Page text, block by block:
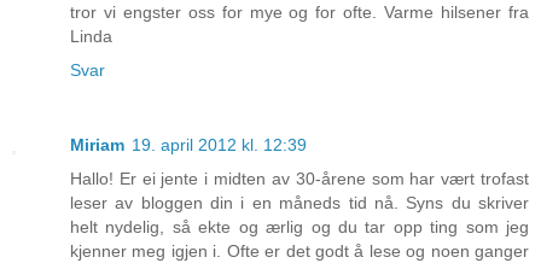
tror vi engster oss for mye og for ofte. Varme hilsener fra
Linda
Svar
Miriam 19. april 2012 kl. 12:39
Hallo! Er ei jente i midten av 30-årene som har vært trofast
leser av bloggen din i en måneds tid nå. Syns du skriver
helt nydelig, så ekte og ærlig og du tar opp ting som jeg
kjenner meg igjen i. Ofte er det godt å lese og noen ganger